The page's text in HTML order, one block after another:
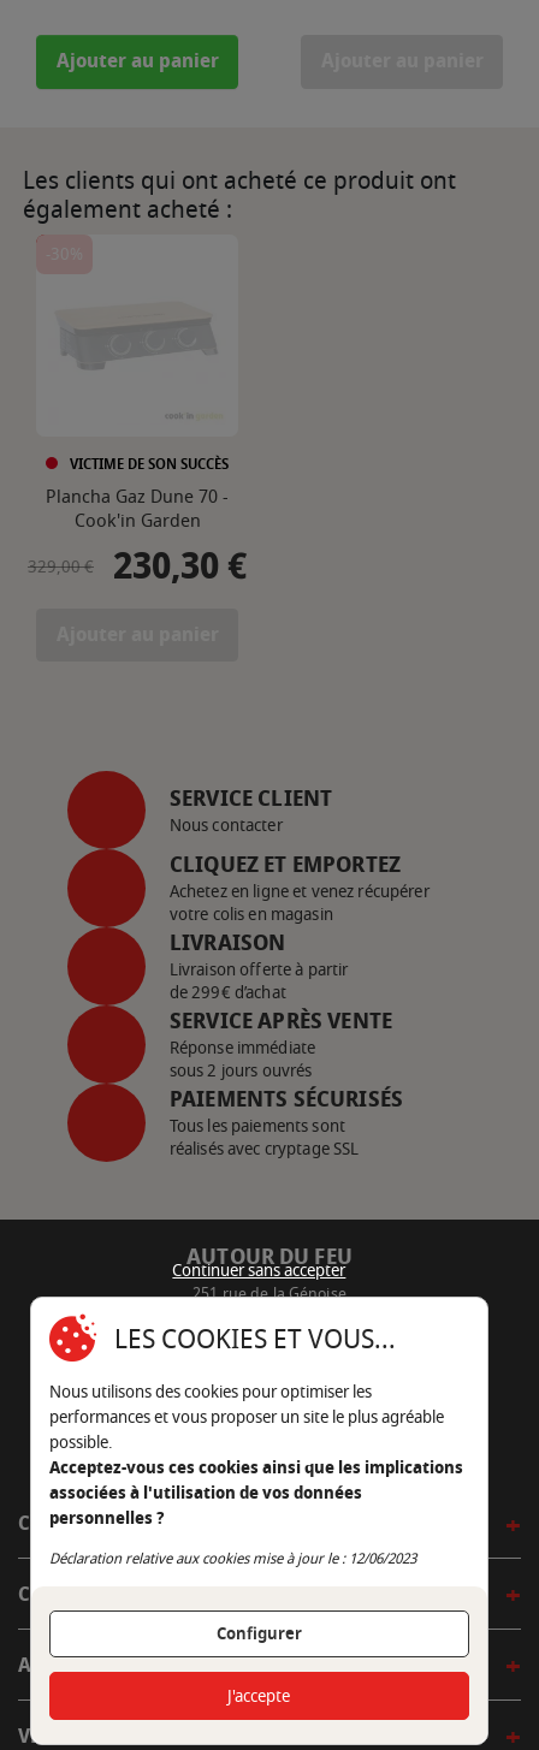
Ajouter au panier
Les clients qui ont acheté ce produit ont
également acheté :
VICTIME DE SON SUCCÈS
Plancha Gaz Dune 70 -
Cook'in Garden
Prix de base
329,00 € Prix
230,30 €
SERVICE CLIENT
Nous contacter
CLIQUEZ ET EMPORTEZ
Achetez en ligne et venez récupérer
votre colis en magasin
LIVRAISON
Livraison offerte à partir
de 299€ d’achat
SERVICE APRÈS VENTE
Réponse immédiate
sous 2 jours ouvrés
PAIEMENTS SÉCURISÉS
Tous les paiements sont
réalisés avec cryptage SSL
AUTOUR DU FEU
251 rue de la Génoise
05 45 22 98 09
Nous envoyer un e-mail
CÔTÉ OUTDOOR
CÔTÉ INDOOR
AUTOUR DE LA TABLE
VENIR EN BOUTIQUE
Continuer sans accepter
LES COOKIES ET VOUS...
Nous utilisons des cookies pour optimiser les
performances et vous proposer un site le plus agréable
possible.
Acceptez-vous ces cookies ainsi que les implications
associées à l'utilisation de vos données
personnelles ?
Déclaration relative aux cookies mise à jour le : 12/06/2023
Configurer
Continuer sans accepter
J'accepte